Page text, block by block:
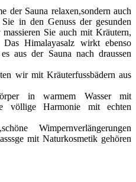
der Sauna relaxen,sondern auch
in den Genuss der gesunden
Sie auch mit Kräutern,
Himalayasalz wirkt ebenso
aus der Sauna nach draussen
wir mit Kräuterfussbädern aus
in warmem Wasser mit
völlige Harmonie mit echten
Wimpernverlängerungen
mit Naturkosmetik gehören